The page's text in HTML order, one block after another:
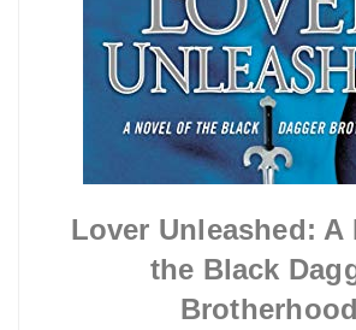
Lover Unleashed: A
the Black
Brotherhood